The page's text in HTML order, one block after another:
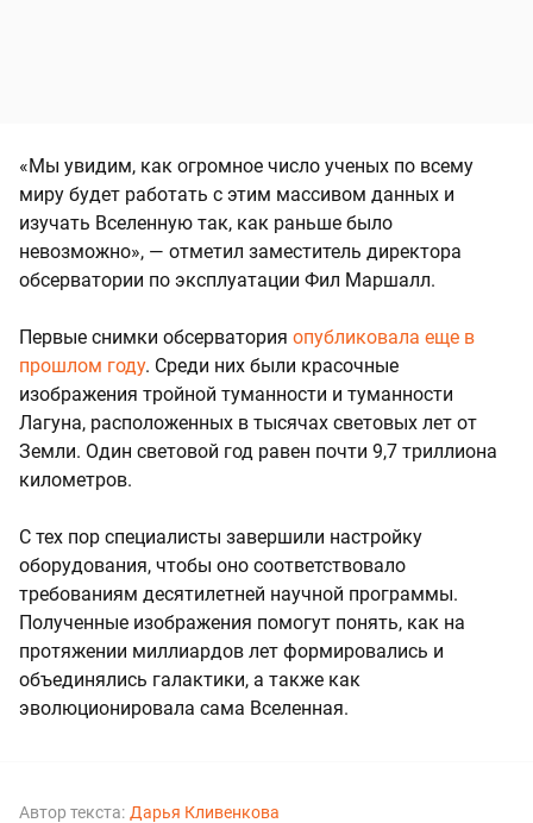
«Мы увидим, как огромное число ученых по всему
миру будет работать с этим массивом данных и
изучать Вселенную так, как раньше было
невозможно», — отметил заместитель директора
обсерватории по эксплуатации Фил Маршалл.
Первые снимки обсерватория опубликовала еще в
прошлом году. Среди них были красочные
изображения тройной туманности и туманности
Лагуна, расположенных в тысячах световых лет от
Земли. Один световой год равен почти 9,7 триллиона
километров.
С тех пор специалисты завершили настройку
оборудования, чтобы оно соответствовало
требованиям десятилетней научной программы.
Полученные изображения помогут понять, как на
протяжении миллиардов лет формировались и
объединялись галактики, а также как
эволюционировала сама Вселенная.
Автор текста: Дарья Кливенкова